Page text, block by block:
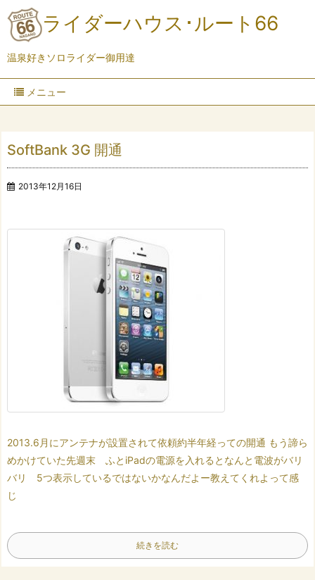
ライダーハウス･ルート66
温泉好きソロライダー御用達
メニュー
SoftBank 3G 開通
2013年12月16日
2013.6月にアンテナが設置されて依頼約半年経っての開通 もう諦ら
めかけていた先週末 ふとiPadの電源を入れると なんと電波がバリ
バリ 5つ表示しているではないかなんだよー教えてくれよって感
じ
続きを読む